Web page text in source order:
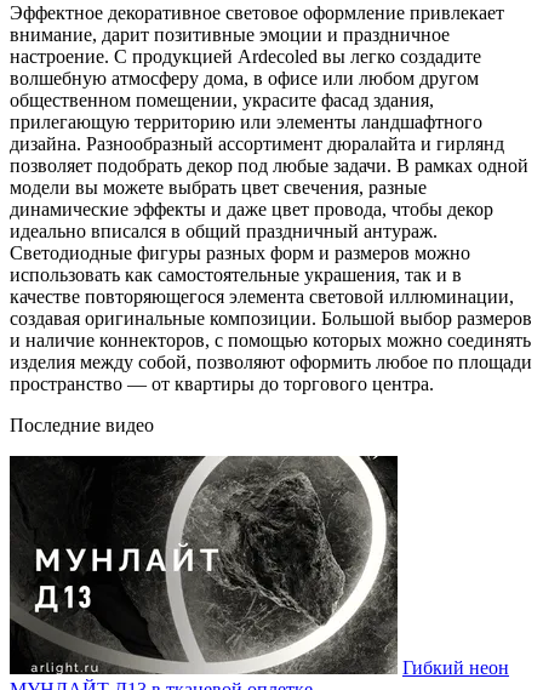
Эффектное декоративное световое оформление привлекает
внимание, дарит позитивные эмоции и праздничное
настроение. С продукцией Ardecoled вы легко создадите
волшебную атмосферу дома, в офисе или любом другом
общественном помещении, украсите фасад здания,
прилегающую территорию или элементы ландшафтного
дизайна. Разнообразный ассортимент дюралайта и гирлянд
позволяет подобрать декор под любые задачи. В рамках одной
модели вы можете выбрать цвет свечения, разные
динамические эффекты и даже цвет провода, чтобы декор
идеально вписался в общий праздничный антураж.
Светодиодные фигуры разных форм и размеров можно
использовать как самостоятельные украшения, так и в
качестве повторяющегося элемента световой иллюминации,
создавая оригинальные композиции. Большой выбор размеров
и наличие коннекторов, с помощью которых можно соединять
изделия между собой, позволяют оформить любое по площади
пространство — от квартиры до торгового центра.
Последние видео
Гибкий неон